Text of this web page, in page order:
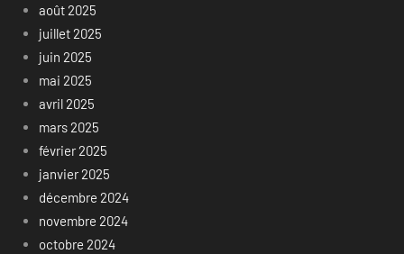
août 2025
juillet 2025
juin 2025
mai 2025
avril 2025
mars 2025
février 2025
janvier 2025
décembre 2024
novembre 2024
octobre 2024